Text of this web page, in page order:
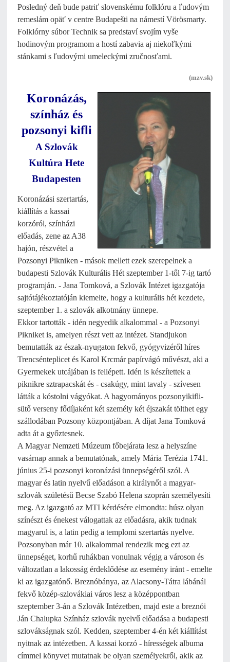
Posledný deň bude patriť slovenskému folklóru a ľudovým
remeslám opäť v centre Budapešti na námestí Vörösmarty.
Folklórny súbor Technik sa predstaví svojím vyše
hodinovým programom a hostí zabavia aj niekoľkými
stánkami s ľudovými umeleckými zručnosťami.
(mzv.sk)
Koronázás,
színház és
pozsonyi kifli
A Szlovák
Kultúra Hete
Budapesten
Koronázási szertartás,
kiállítás a kassai
korzóról, színházi
előadás, zene az A38
hajón, részvétel a
Pozsonyi Pikniken - mások mellett ezek szerepelnek a
budapesti Szlovák Kulturális Hét szeptember 1-től 7-ig tartó
programján. - Jana Tomková, a Szlovák Intézet igazgatója
sajtótájékoztatóján kiemelte, hogy a kulturális hét kezdete,
szeptember 1. a szlovák alkotmány ünnepe.
Ekkor tartották - idén negyedik alkalommal - a Pozsonyi
Pikniket is, amelyen részt vett az intézet. Standjukon
bemutatták az észak-nyugaton fekvő, gyógyvizéről híres
Trencsénteplicet és Karol Krcmár papírvágó művészt, aki a
Gyermekek utcájában is fellépett. Idén is készítettek a
piknikre sztrapacskát és - csakúgy, mint tavaly - szívesen
látták a kóstolni vágyókat. A hagyományos pozsonyikifli-
sütő verseny fődíjaként két személy két éjszakát tölthet egy
szállodában Pozsony központjában. A díjat Jana Tomková
adta át a győztesnek.
A Magyar Nemzeti Múzeum főbejárata lesz a helyszíne
vasárnap annak a bemutatónak, amely Mária Terézia 1741.
június 25-i pozsonyi koronázási ünnepségéről szól. A
magyar és latin nyelvű előadáson a királynőt a magyar-
szlovák születésű Becse Szabó Helena szoprán személyesíti
meg. Az igazgató az MTI kérdésére elmondta: húsz olyan
színészt és énekest válogattak az előadásra, akik tudnak
magyarul is, a latin pedig a templomi szertartás nyelve.
Pozsonyban már 10. alkalommal rendezik meg ezt az
ünnepséget, korhű ruhákban vonulnak végig a városon és
változatlan a lakosság érdeklődése az esemény iránt - emelte
ki az igazgatónő. Breznóbánya, az Alacsony-Tátra lábánál
fekvő közép-szlovákiai város lesz a középpontban
szeptember 3-án a Szlovák Intézetben, majd este a breznói
Ján Chalupka Színház szlovák nyelvű előadása a budapesti
szlovákságnak szól. Kedden, szeptember 4-én két kiállítást
nyitnak az intézetben. A kassai korzó - hírességek albuma
címmel könyvet mutatnak be olyan személyekről, akik az